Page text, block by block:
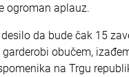
ogroman aplauz.
da bude čak 15
obučem,
na Trgu